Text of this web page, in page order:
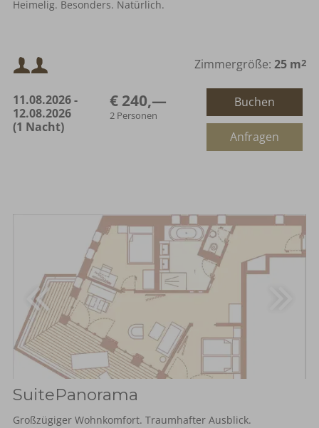
Heimelig. Besonders. Natürlich.
Mindestbelegung:
Maximalbelegung:
Zimmergröße: 25 m2
11.08.2026 -
12.08.2026
(1 Nacht)
€ 240,—
2 Personen
Buchen
Anfragen
SuitePanorama
Großzügiger Wohnkomfort. Traumhafter Ausblick.